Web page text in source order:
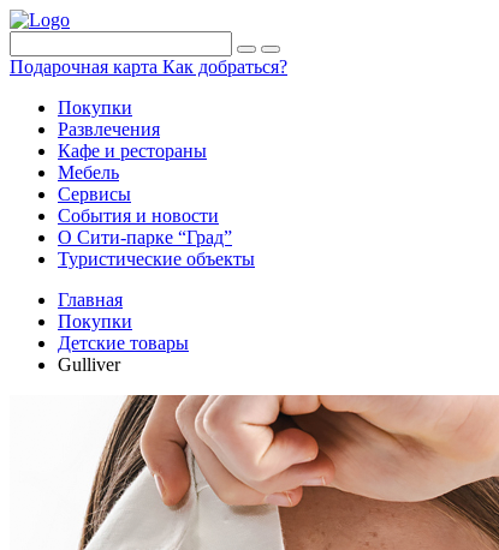
Подарочная карта Как добраться?
Покупки
Развлечения
Кафе и рестораны
Мебель
Сервисы
События и новости
О Сити-парке “Град”
Туристические объекты
Главная
Покупки
Детские товары
Gulliver